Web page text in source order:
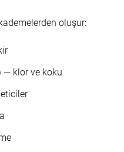
oluşur:
— klor ve koku